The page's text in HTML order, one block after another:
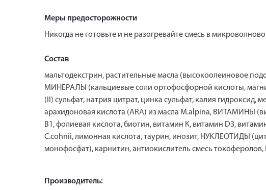
Меры предосторожности
Никогда не готовьте и не разогревайте смесь в
Состав
мальтодекстрин, растительные масла (высокоолеиновое
МИНЕРАЛЫ (кальциевые соли ортофосфорной кислоты,
(II) сульфат, натрия цитрат, цинка сульфат, калия
арахидоновая кислота (АRA) из масла M.alpina, ВИТАМИНЫ
В1, фолиевая кислота, биотин, витамин К, витамин D3,
C.cohnii, лимонная кислота, таурин, инозит, НУКЛЕОТИДЫ
монофосфат), карнитин, антиокислитель смесь
Производитель: